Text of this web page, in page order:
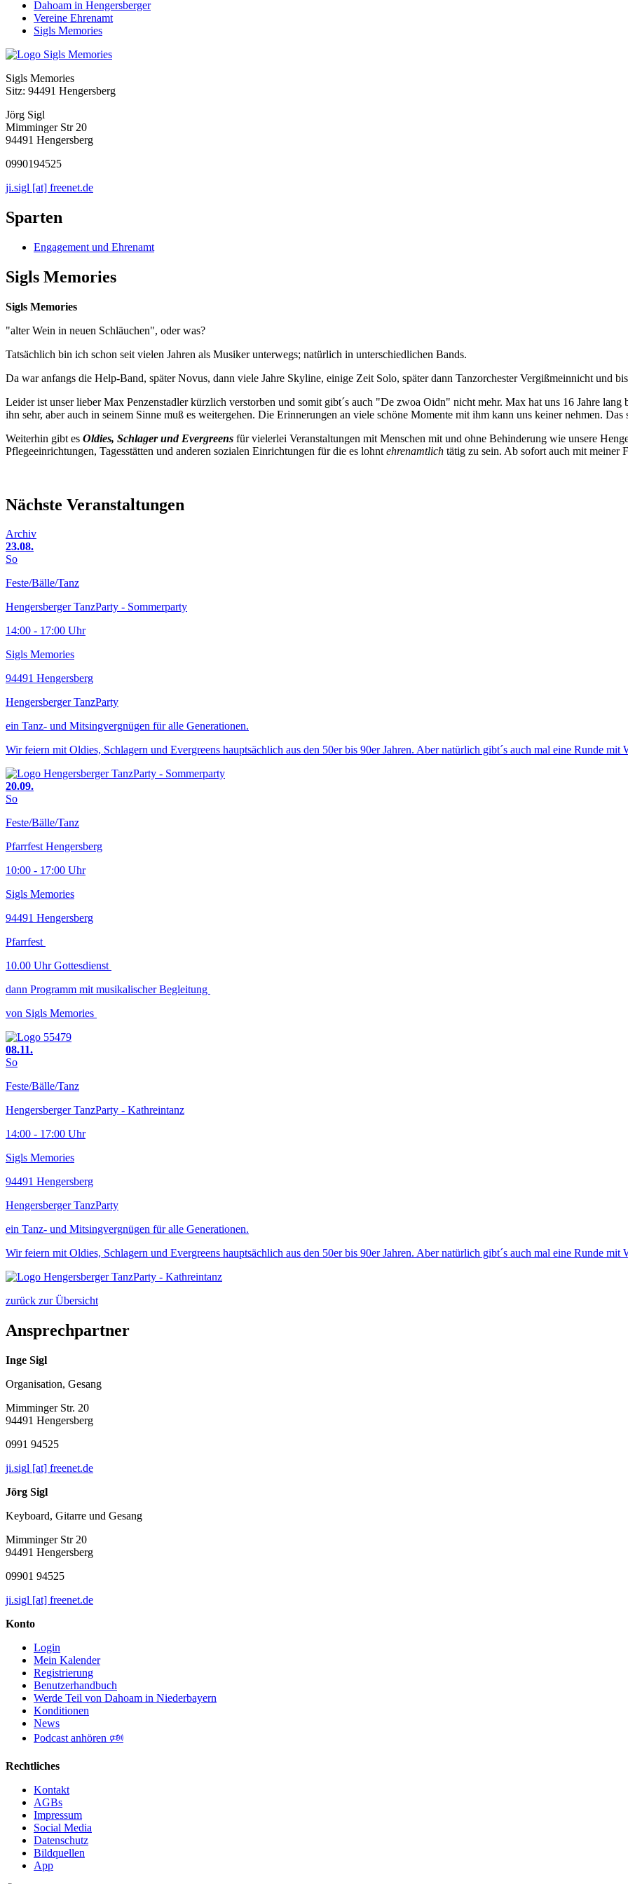
Dahoam in Hengersberger
Vereine Ehrenamt
Sigls Memories
Sigls Memories
Sitz: 94491 Hengersberg
Jörg Sigl
Mimminger Str 20
94491 Hengersberg
0990194525
ji.sigl [at] freenet.de
Sparten
Engagement und Ehrenamt
Sigls Memories
Sigls Memories
"alter Wein in neuen Schläuchen", oder was?
Tatsächlich bin ich schon seit vielen Jahren als Musiker unterwegs; natürlich in unterschiedlichen Bands.
Da war anfangs die Help-Band, später Novus, dann viele Jahre Skyline, einige Zeit Solo, später dann Tanzorchester Vergißmeinnicht und
Leider ist unser lieber Max Penzenstadler kürzlich verstorben und somit gibt´s auch "De zwoa Oidn" nicht mehr. Max hat uns 16 Jahre
ihn sehr, aber auch in seinem Sinne muß es weitergehen. Die Erinnerungen an viele schöne Momente mit ihm kann uns keiner nehmen. Das
Weiterhin gibt es Oldies, Schlager und Evergreens für vielerlei Veranstaltungen mit Menschen mit und ohne Behinderung wie unsere
Pflegeeinrichtungen, Tagesstätten und anderen sozialen Einrichtungen für die es lohnt ehrenamtlich tätig zu sein. Ab sofort auch mit meiner
Nächste Veranstaltungen
Archiv
23.08.
So
Feste/Bälle/Tanz
Hengersberger TanzParty - Sommerparty
14:00 - 17:00 Uhr
Sigls Memories
94491 Hengersberg
Hengersberger TanzParty
ein Tanz- und Mitsingvergnügen für alle Generationen.
Wir feiern mit Oldies, Schlagern und Evergreens hauptsächlich aus den 50er bis 90er Jahren. Aber natürlich gibt´s auch mal eine Runde
20.09.
So
Feste/Bälle/Tanz
Pfarrfest Hengersberg
10:00 - 17:00 Uhr
Sigls Memories
94491 Hengersberg
Pfarrfest
10.00 Uhr Gottesdienst
dann Programm mit musikalischer Begleitung
von Sigls Memories
08.11.
So
Feste/Bälle/Tanz
Hengersberger TanzParty - Kathreintanz
14:00 - 17:00 Uhr
Sigls Memories
94491 Hengersberg
Hengersberger TanzParty
ein Tanz- und Mitsingvergnügen für alle Generationen.
Wir feiern mit Oldies, Schlagern und Evergreens hauptsächlich aus den 50er bis 90er Jahren. Aber natürlich gibt´s auch mal eine Runde
zurück zur Übersicht
Ansprechpartner
Inge Sigl
Organisation, Gesang
Mimminger Str. 20
94491 Hengersberg
0991 94525
ji.sigl [at] freenet.de
Jörg Sigl
Keyboard, Gitarre und Gesang
Mimminger Str 20
94491 Hengersberg
09901 94525
ji.sigl [at] freenet.de
Konto
Login
Mein Kalender
Registrierung
Benutzerhandbuch
Werde Teil von Dahoam in Niederbayern
Konditionen
News
Podcast anhören 🕬
Rechtliches
Kontakt
AGBs
Impressum
Social Media
Datenschutz
Bildquellen
App